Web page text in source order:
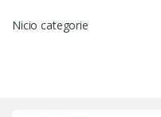
Nicio categorie